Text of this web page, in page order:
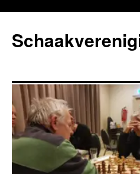
de
inhoud